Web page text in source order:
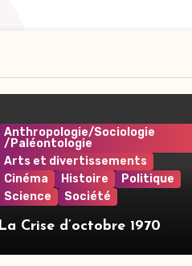
Anthropologie/Sociologie
/Paléontologie
Arts et divertissements
Cinéma
Histoire
Politique
Science
Société
La Crise d’octobre 1970